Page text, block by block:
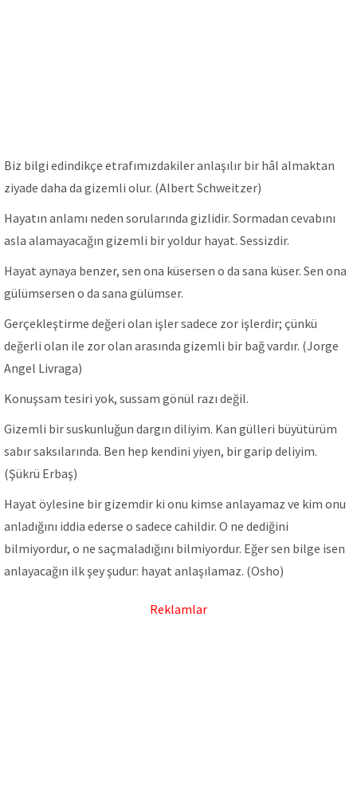
Biz bilgi edindikçe etrafımızdakiler anlaşılır bir hâl almaktan
ziyade daha da gizemli olur. (Albert Schweitzer)
Hayatın anlamı neden sorularında gizlidir. Sormadan cevabını
asla alamayacağın gizemli bir yoldur hayat. Sessizdir.
Hayat aynaya benzer, sen ona küsersen o da sana küser. Sen ona
gülümsersen o da sana gülümser.
Gerçekleştirme değeri olan işler sadece zor işlerdir; çünkü
değerli olan ile zor olan arasında gizemli bir bağ vardır. (Jorge
Angel Livraga)
Konuşsam tesiri yok, sussam gönül razı değil.
Gizemli bir suskunluğun dargın diliyim. Kan gülleri büyütürüm
sabır saksılarında. Ben hep kendini yiyen, bir garip deliyim.
(Şükrü Erbaş)
Hayat öylesine bir gizemdir ki onu kimse anlayamaz ve kim onu
anladığını iddia ederse o sadece cahildir. O ne dediğini
bilmiyordur, o ne saçmaladığını bilmiyordur. Eğer sen bilge isen
anlayacağın ilk şey şudur: hayat anlaşılamaz. (Osho)
Reklamlar